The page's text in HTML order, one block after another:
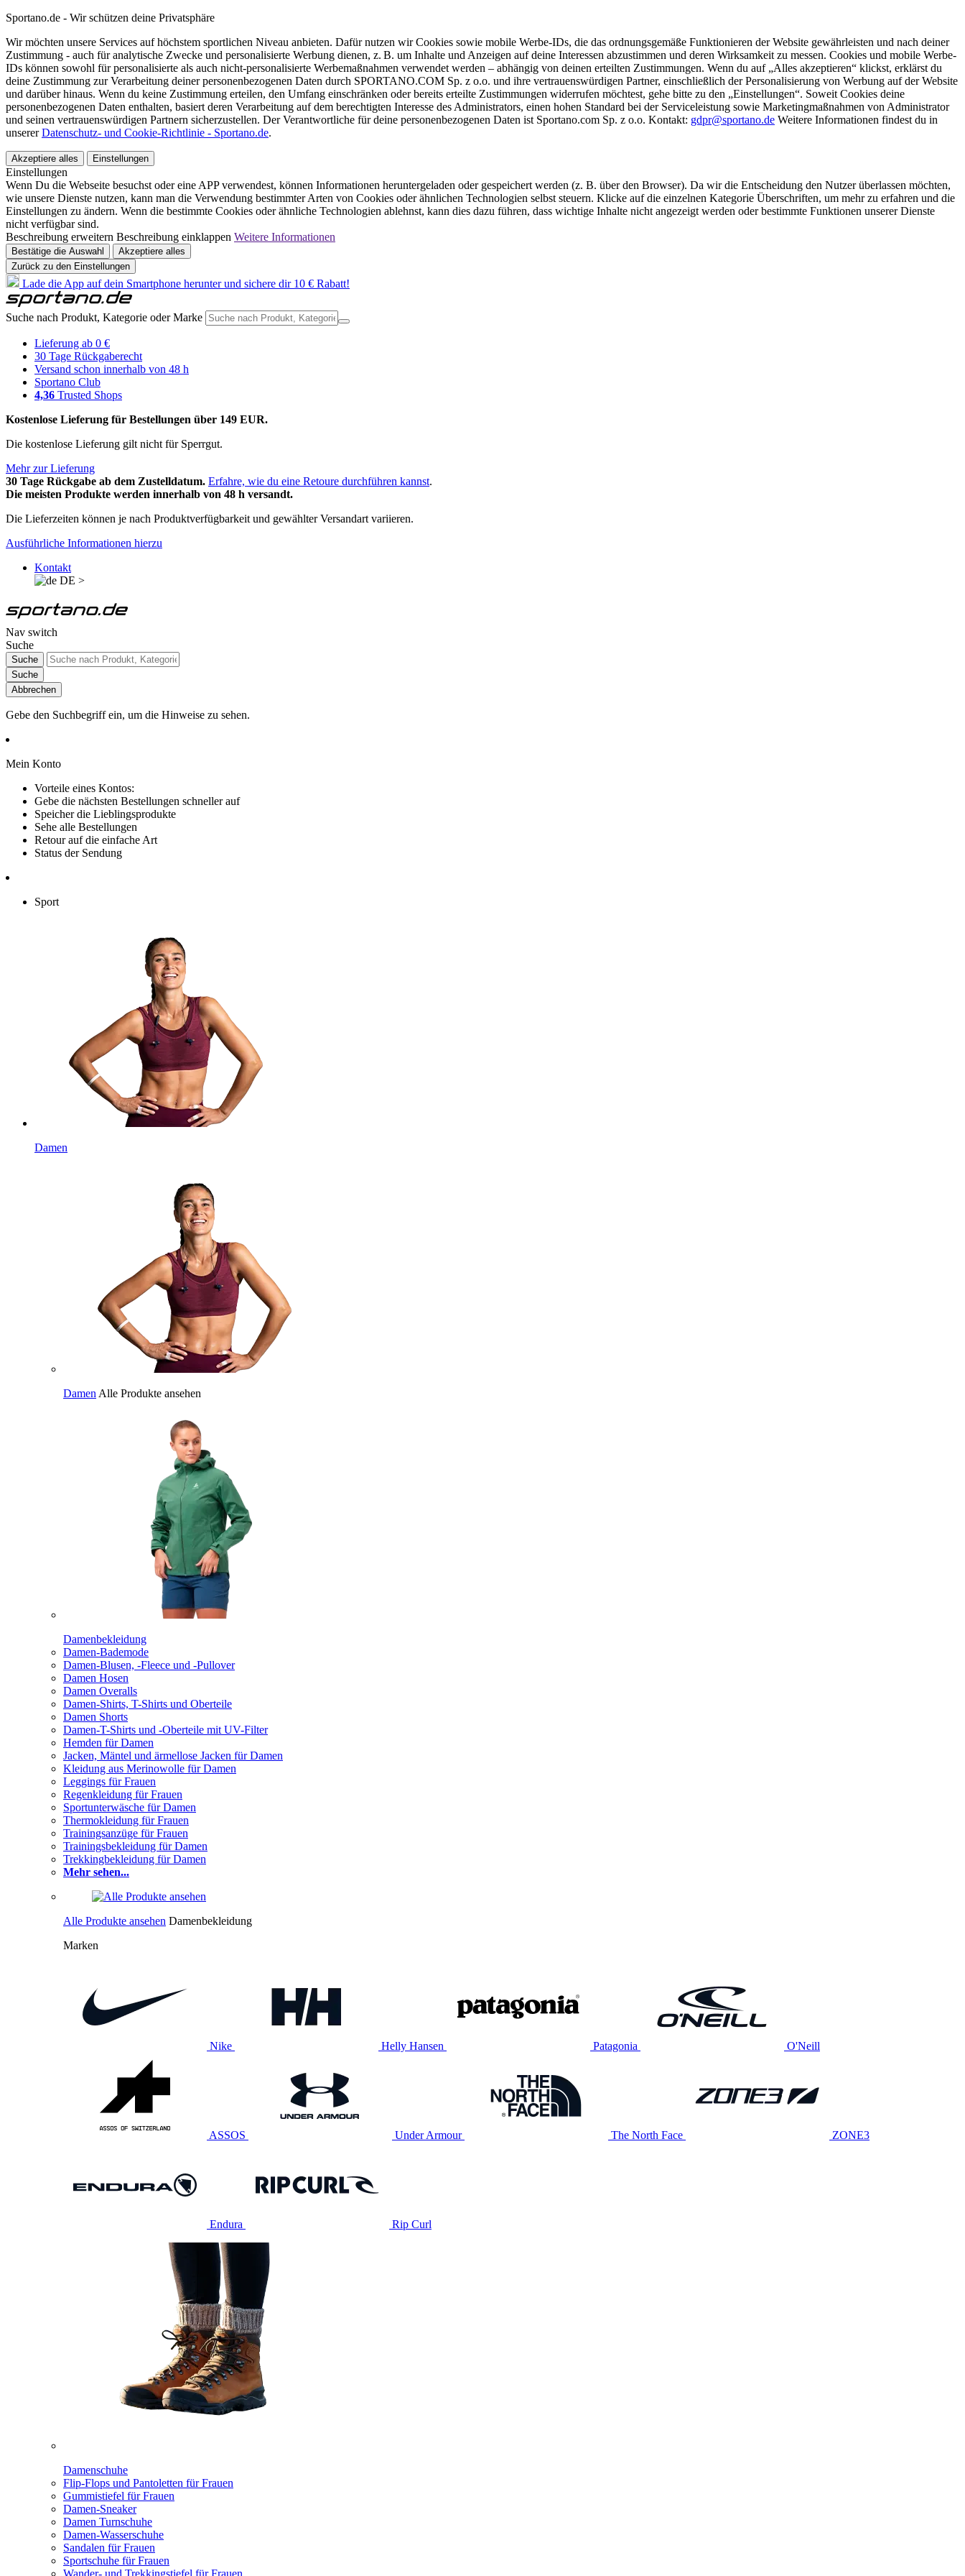
Sportano.de - Wir schützen deine Privatsphäre
Wir möchten unsere Services auf höchstem sportlichen Niveau anbieten. Dafür nutzen wir Cookies sowie mobile Werbe-IDs, die das ordnungsgemäße Funktionieren der Website gewährleisten und nach deiner
Zustimmung - auch für analytische Zwecke und personalisierte Werbung dienen, z. B. um Inhalte und Anzeigen auf deine Interessen abzustimmen und deren Wirksamkeit zu messen. Cookies und mobile Werbe-
IDs können sowohl für personalisierte als auch nicht-personalisierte Werbemaßnahmen verwendet werden – abhängig von deinen erteilten Zustimmungen. Wenn du auf „Alles akzeptieren“ klickst, erklärst du
deine Zustimmung zur Verarbeitung deiner personenbezogenen Daten durch SPORTANO.COM Sp. z o.o. und ihre vertrauenswürdigen Partner, einschließlich der Personalisierung von Werbung auf der Website
und darüber hinaus. Wenn du keine Zustimmung erteilen, den Umfang einschränken oder bereits erteilte Zustimmungen widerrufen möchtest, gehe bitte zu den „Einstellungen“. Soweit Cookies deine
personenbezogenen Daten enthalten, basiert deren Verarbeitung auf dem berechtigten Interesse des Administrators, einen hohen Standard bei der Serviceleistung sowie Marketingmaßnahmen von Administrator
und seinen vertrauenswürdigen Partnern sicherzustellen. Der Verantwortliche für deine personenbezogenen Daten ist Sportano.com Sp. z o.o. Kontakt: gdpr@sportano.de Weitere Informationen findest du in
unsererDatenschutz- und Cookie-Richtlinie - Sportano.de.
Akzeptiere alles Einstellungen
Einstellungen
Wenn Du die Webseite besuchst oder eine APP verwendest, können Informationen heruntergeladen oder gespeichert werden (z. B. über den Browser). Da wir die Entscheidung den Nutzer überlassen möchten,
wie unsere Dienste nutzen, kann man die Verwendung bestimmter Arten von Cookies oder ähnlichen Technologien selbst steuern. Klicke auf die einzelnen Kategorie Überschriften, um mehr zu erfahren und die
Einstellungen zu ändern. Wenn die bestimmte Cookies oder ähnliche Technologien ablehnst, kann dies dazu führen, dass wichtige Inhalte nicht angezeigt werden oder bestimmte Funktionen unserer Dienste
nicht verfügbar sind.
Beschreibung erweitern Beschreibung einklappen Weitere Informationen
Bestätige die Auswahl
Akzeptiere alles
Zurück zu den Einstellungen
Lade die App auf dein Smartphone herunter und sichere dir 10 € Rabatt!
Suche nach Produkt, Kategorie oder Marke
Lieferung ab 0 €
30 Tage Rückgaberecht
Versand schon innerhalb von 48 h
Sportano Club
4,36 Trusted Shops
Kostenlose Lieferung für Bestellungen über 149 EUR.
Die kostenlose Lieferung gilt nicht für Sperrgut.
Mehr zur Lieferung
30 Tage Rückgabe ab dem Zustelldatum. Erfahre, wie du eine Retoure durchführen kannst.
Die meisten Produkte werden innerhalb von 48 h versandt.
Die Lieferzeiten können je nach Produktverfügbarkeit und gewählter Versandart variieren.
Ausführliche Informationen hierzu
Kontakt
DE >
Nav switch
Suche
Suche
Suche
Abbrechen
Gebe den Suchbegriff ein, um die Hinweise zu sehen.
Mein Konto
Vorteile eines Kontos:
Gebe die nächsten Bestellungen schneller auf
Speicher die Lieblingsprodukte
Sehe alle Bestellungen
Retour auf die einfache Art
Status der Sendung
Sport
Damen
Damen Alle Produkte ansehen
Damenbekleidung
Damen-Bademode
Damen-Blusen, -Fleece und -Pullover
Damen Hosen
Damen Overalls
Damen-Shirts, T-Shirts und Oberteile
Damen Shorts
Damen-T-Shirts und -Oberteile mit UV-Filter
Hemden für Damen
Jacken, Mäntel und ärmellose Jacken für Damen
Kleidung aus Merinowolle für Damen
Leggings für Frauen
Regenkleidung für Frauen
Sportunterwäsche für Damen
Thermokleidung für Frauen
Trainingsanzüge für Frauen
Trainingsbekleidung für Damen
Trekkingbekleidung für Damen
Mehr sehen...
Alle Produkte ansehen Damenbekleidung
Marken
Nike Helly Hansen Patagonia O'Neill
ASSOS Under Armour The North Face ZONE3
Endura Rip Curl
Damenschuhe
Flip-Flops und Pantoletten für Frauen
Gummistiefel für Frauen
Damen-Sneaker
Damen Turnschuhe
Damen-Wasserschuhe
Sandalen für Frauen
Sportschuhe für Frauen
Wander- und Trekkingstiefel für Frauen